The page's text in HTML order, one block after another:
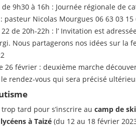
de 9h30 à 16h : Journée régionale de
pasteur Nicolas Mourgues 06 63 03 15
de 20h-22h : l’ Invitation est
Nous partagerons nos idées sur la
26 février : deuxième marche
rendez-vous qui sera précisé
trop tard pour s’inscrire aucamp de ski
à Taizé (du 12 au 18 février